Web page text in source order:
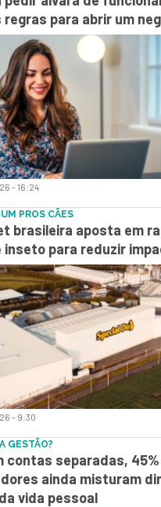
- 16:24
regras para abrir um
- 9:30
PROS CÃES
brasileira aposta em
inseto para reduzir
GESTÃO?
contas separadas,
ainda misturam
vida pessoal